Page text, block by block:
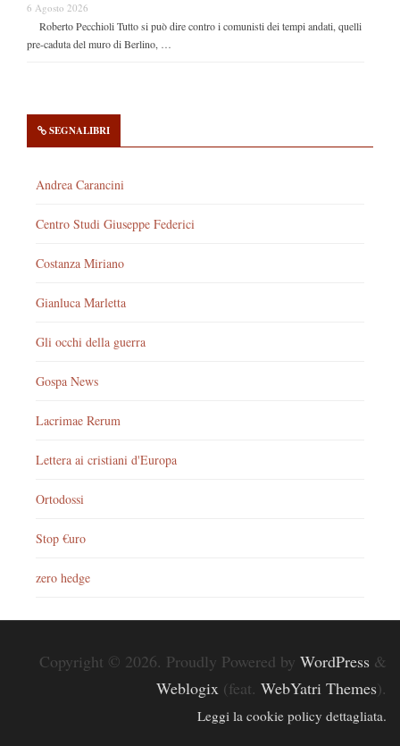
6 Agosto 2026
Roberto Pecchioli Tutto si può dire contro i comunisti dei tempi andati, quelli
pre-caduta del muro di Berlino, …
SEGNALIBRI
Andrea Carancini
Centro Studi Giuseppe Federici
Costanza Miriano
Gianluca Marletta
Gli occhi della guerra
Gospa News
Lacrimae Rerum
Lettera ai cristiani d'Europa
Ortodossi
Stop €uro
zero hedge
Copyright © 2026. Proudly Powered by WordPress &
Weblogix (feat. WebYatri Themes).
Leggi la cookie policy dettagliata.